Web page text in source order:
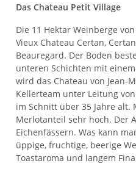
Das Chateau Petit Village
Die 11 Hektar Weinberge
Vieux Chateau Certan,
Beauregard. Der Boden
unteren Schichten mit
wird das Chateau von Jean-
Kellerteam unter Leitung
im Schnitt über 35 Jahre alt.
Merlotanteil sehr hoch. Der
Eichenfässern. Was kann
üppige, fruchtige, beerige
Toastaroma und langem